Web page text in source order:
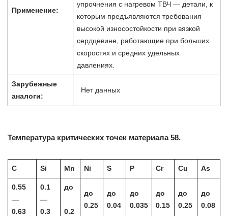
Применение:
упрочнения с нагревом ТВЧ — детали, к
которым предъявляются требования
высокой износостойкости при вязкой
сердцевине, работающие при больших
скоростях и средних удельных
давлениях.
Зарубежные
аналоги:
Нет данных
Температура критических точек материала 58.
C Si Mn Ni S P Cr Cu As
0.55
—
0.63
0.1
—
0.3
до
0.2
до
0.25
до
0.04
до
0.035
до
0.15
до
0.25
до
0.08